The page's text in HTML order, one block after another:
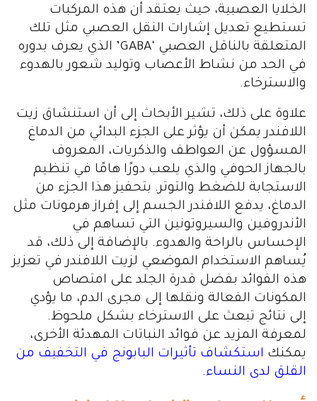
الخلايا العصبية، حيث يعتقد أن هذه المركبات
تستطيع تعديل إشارات النقل العصبي مثل تلك
المتعلقة بالناقل العصبي ‘GABA’ الذي يعرف بدوره
في الحد من نشاط الأعصاب وتوليد شعور بالهدوء
والاسترخاء.
علاوة على ذلك، تشير الأبحاث إلى أن استنشاق زيت
اللافندر يمكن أن يؤثر على الجزء البدائي من الدماغ
المسؤول عن العواطف والذكريات، المعروف
بالجهاز الحوفي والذي يلعب دورًا هامًا في تنظيم
الاستجابة للضغط والتوتر. بتحفيز هذا الجزء من
الدماغ، يدفع اللافندر الجسم إلى إفراز هرمونات مثل
الأندروفين والسيروتونين التي تساهم في
الإحساس بالراحة والهدوء. بالإضافة إلى ذلك، قد
يُساهم الاستخدام الموضعي لزيت اللافندر في تعزيز
هذه الفوائد بفضل قدرة الجلد على امتصاص
المكونات الفعالة ونقلها إلى مجرى الدم، ما يؤدي
إلى نتائج تبعث على الاسترخاء بشكل ملحوظ.
لمعرفة المزيد عن فوائد النباتات المهدئة الأخرى،
يمكنك استكشاف تأثيرات البابونج في التخفيف من
القلق لدى النساء.